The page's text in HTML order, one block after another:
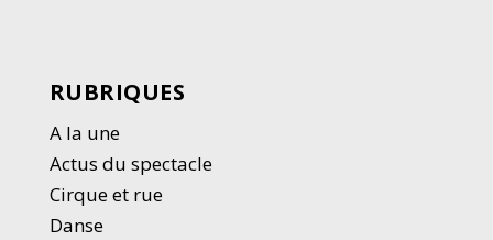
RUBRIQUES
A la une
Actus du spectacle
Cirque et rue
Danse